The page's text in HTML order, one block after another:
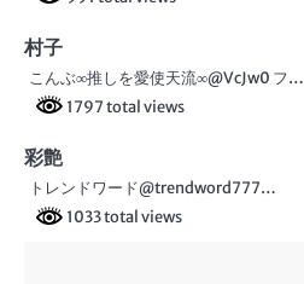
ー
シ
ョ
ン
村子
こんぶ∞推しを愛使天流∞@VcJw0 フ…
1797 total views
彩艶
トレンドワード@trendword777…
1033 total views